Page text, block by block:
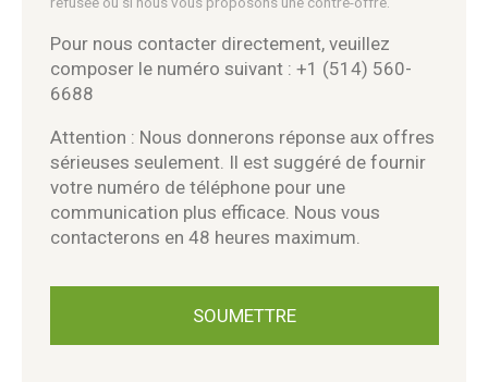
Pour nous contacter directement, veuillez
composer le numéro suivant : +1 (514) 560-
6688
Attention : Nous donnerons réponse aux offres
sérieuses seulement. Il est suggéré de fournir
votre numéro de téléphone pour une
communication plus efficace. Nous vous
contacterons en 48 heures maximum.